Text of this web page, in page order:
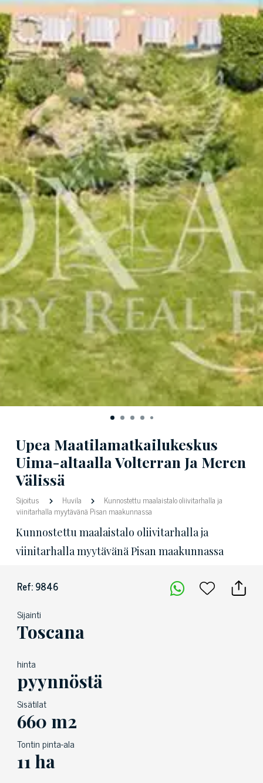
Upea Maatilamatkailukeskus
Uima-altaalla Volterran Ja Meren
Välissä
Sijoitus Huvila
Kunnostettu maalaistalo oliivitarhalla ja
viinitarhalla myytävänä Pisan maakunnassa
Kunnostettu maalaistalo oliivitarhalla ja
viinitarhalla myytävänä Pisan maakunnassa
Ref: 9846
Sijainti
Toscana
hinta
pyynnöstä
Sisätilat
660 m2
Tontin pinta-ala
11 ha